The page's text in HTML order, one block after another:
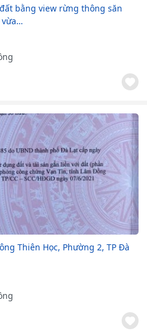
bằng view rừng thông săn
vừa…
Thiên Học, Phường 2, TP Đà